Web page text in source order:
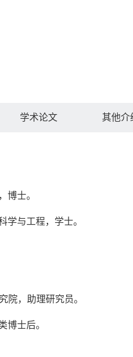
学术论文 其他介
博士。
学与工程，学士。
院，助理研究员。
博士后。